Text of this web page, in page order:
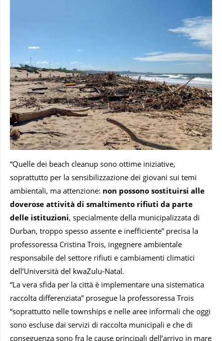
“Quelle dei beach cleanup sono ottime iniziative,
soprattutto per la sensibilizzazione dei giovani sui temi
ambientali, ma attenzione: non possono sostituirsi alle
doverose attività di smaltimento rifiuti da parte
delle istituzioni, specialmente della municipalizzata di
Durban, troppo spesso assente e inefficiente” precisa la
professoressa Cristina Trois, ingegnere ambientale
responsabile del settore rifiuti e cambiamenti climatici
dell’Università del kwaZulu-Natal.
“La vera sfida per la città è implementare una sistematica
raccolta differenziata” prosegue la professoressa Trois
“soprattutto nelle townships e nelle aree informali che oggi
sono escluse dai servizi di raccolta municipali e che di
conseguenza sono fra le cause principali dell’arrivo in mare